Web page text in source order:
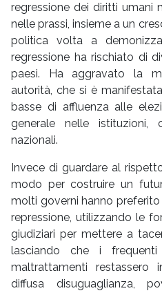
regressione dei diritti umani
nelle prassi, insieme a un
politica volta a
regressione ha rischiato di
paesi. Ha aggravato la
autorità, che si è
basse di affluenza alle
generale nelle istituzioni,
nazionali.
Invece di guardare al
modo per costruire un
molti governi hanno
repressione, utilizzando le
giudiziari per mettere a
lasciando che i
maltrattamenti
diffusa disuguaglianza,